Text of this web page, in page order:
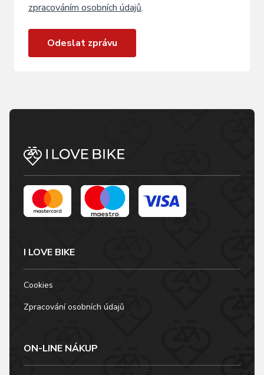
zpracováním osobních údajů.
Odeslat zprávu
I LOVE BIKE
Cookies
Zpracování osobních údajů
ON-LINE NÁKUP